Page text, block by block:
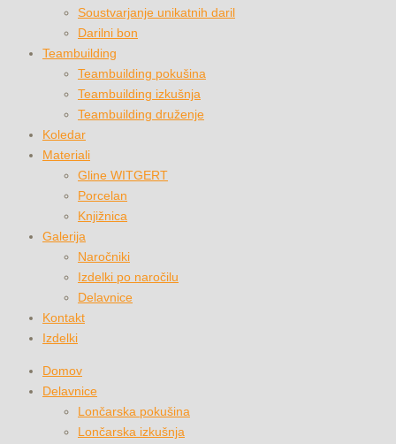
Soustvarjanje unikatnih daril
Darilni bon
Teambuilding
Teambuilding pokušina
Teambuilding izkušnja
Teambuilding druženje
Koledar
Materiali
Gline WITGERT
Porcelan
Knjižnica
Galerija
Naročniki
Izdelki po naročilu
Delavnice
Kontakt
Izdelki
Domov
Delavnice
Lončarska pokušina
Lončarska izkušnja